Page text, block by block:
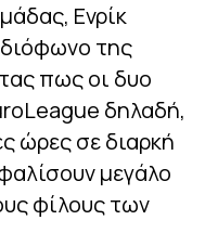
Ενρίκ
της
πως οι δυο
δηλαδή,
ώρες σε διαρκή
μεγάλο
φίλους των